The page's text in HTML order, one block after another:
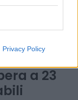
Privacy Policy
le prime
tra aziende
nel settore
a 23